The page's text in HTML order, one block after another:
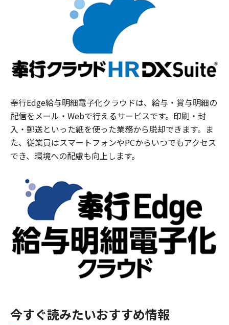
奉行Edge給与明細電子化クラウドは、給与・賞与明細の
配信をメール・Webで行えるサービスです。印刷・封
入・郵送といった紙を使った業務から脱却できます。ま
た、従業員はスマートフォンやPCからいつでもアクセス
でき、環境への配慮も向上します。
今すぐ読みたいおすすめ情報